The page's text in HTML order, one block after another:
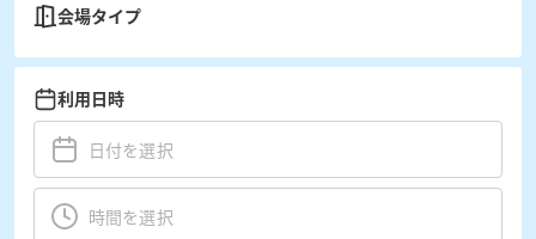
会場タイプ
利用日時